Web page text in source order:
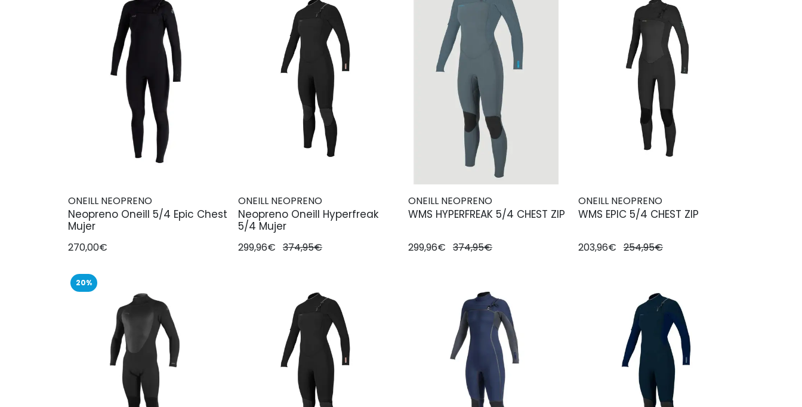
ONEILL NEOPRENO
Neopreno Oneill 5/4 Epic Chest
Mujer
270,00€
ONEILL NEOPRENO
Neopreno Oneill Hyperfreak
5/4 Mujer
299,96€ 374,95€
ONEILL NEOPRENO
WMS HYPERFREAK 5/4 CHEST ZIP
299,96€ 374,95€
ONEILL NEOPRENO
WMS EPIC 5/4 CHEST ZIP
203,96€ 254,95€
20%